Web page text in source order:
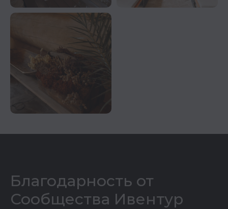
Благодарность от
Сообщества Ивентур